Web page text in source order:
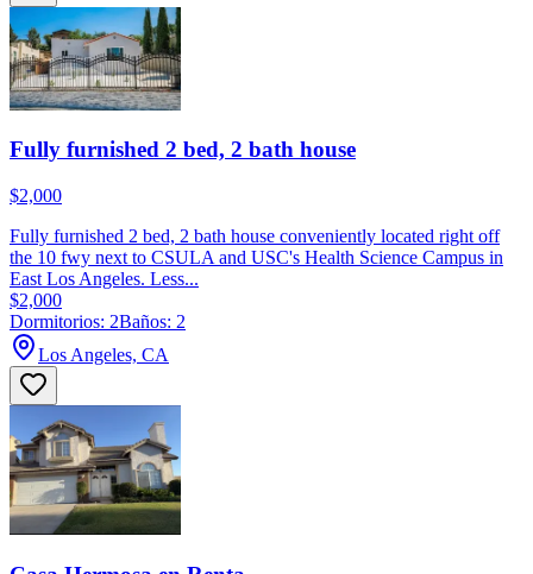
Fully furnished 2 bed, 2 bath house
$2,000
Fully furnished 2 bed, 2 bath house conveniently located right off
the 10 fwy next to CSULA and USC's Health Science Campus in
East Los Angeles. Less...
$2,000
Dormitorios: 2Baños: 2
Los Angeles, CA